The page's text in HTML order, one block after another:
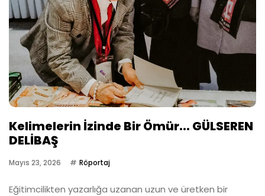
Kelimelerin İzinde Bir Ömür... GÜLSEREN
DELİBAŞ
Mayıs 23, 2026 Röportaj
Eğitimcilikten yazarlığa uzanan uzun ve üretken bir